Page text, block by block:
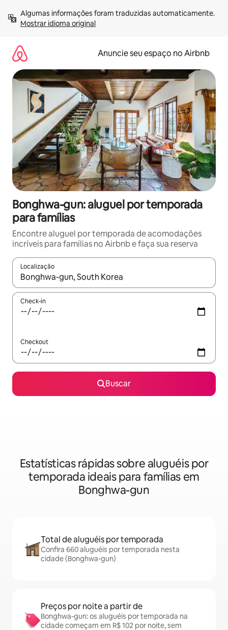
para
Mostrar idioma original
Anuncie seu espaço no Airbnb
Bonghwa-gun: aluguel por temporada
para famílias
Encontre aluguel por temporada de acomodações
incríveis para famílias no Airbnb e faça sua reserva
Localização
Quando os resultados estiverem disponíveis, explore-os
Check-in
Checkout
Buscar
Estatísticas rápidas sobre aluguéis por
temporada ideais para famílias em
Bonghwa-gun
Total de aluguéis por temporada
Confira 660 aluguéis por temporada nesta
cidade (Bonghwa-gun)
Preços por noite a partir de
Bonghwa-gun: os aluguéis por temporada na
cidade começam em R$ 102 por noite, sem